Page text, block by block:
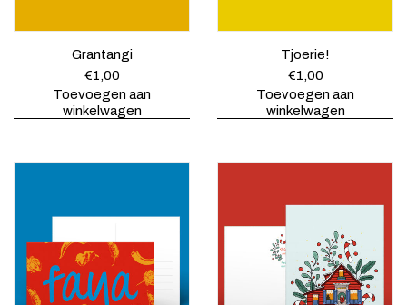
Grantangi
€1,00
Toevoegen aan
winkelwagen
Tjoerie!
€1,00
Toevoegen aan
winkelwagen